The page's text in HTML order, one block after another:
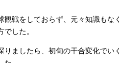
戦をしておらず、元々知識もな
した。
ましたら、初旬の干合変化でい